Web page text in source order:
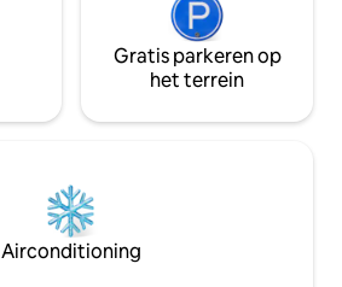
Gratis parkeren op
het terrein
Airconditioning